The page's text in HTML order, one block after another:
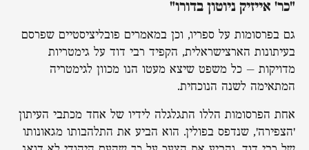
"כר' אייזיק ניוטון בדורו"
גם בפרסומות על ספריו, וכן במאמרים פובליציסטיים שפרסם
בעיתונות הארצישראלית, הקפיד רבי דוד על גימטריות
מדויקות – כל משפט שיצא מעטו הנו מכוון לגימטריה
המתאימה לשנה הנוכחית.
אחת הפרסומות הללו התגלגלה לידיו של אחד מכתבי העיתון
'הצפירה', שנדפס בפולין. הוא הביע את התלהבותו מגאונותו